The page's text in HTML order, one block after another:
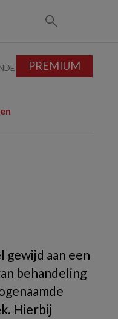
gewijd aan een
behandeling
Hierbij
PREMIUM